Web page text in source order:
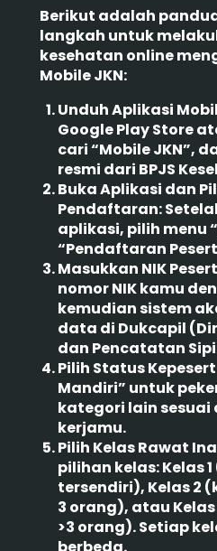
Berikut adalah
langkah untuk
kesehatan online
Mobile JKN:
Unduh Aplikasi
Google Play Store
cari “Mobile JKN”,
resmi dari BPJS
Buka Aplikasi dan
Pendaftaran:
aplikasi, pilih menu
“Pendaftaran
Masukkan NIK
nomor NIK kamu
kemudian sistem
data di Dukcapil
dan Pencatatan
Pilih Status
Mandiri” untuk
kategori lain
kerjamu.
Pilih Kelas Rawat
pilihan kelas: Kelas
tersendiri), Kelas 2
3 orang), atau
>3 orang). Setiap
berbeda.